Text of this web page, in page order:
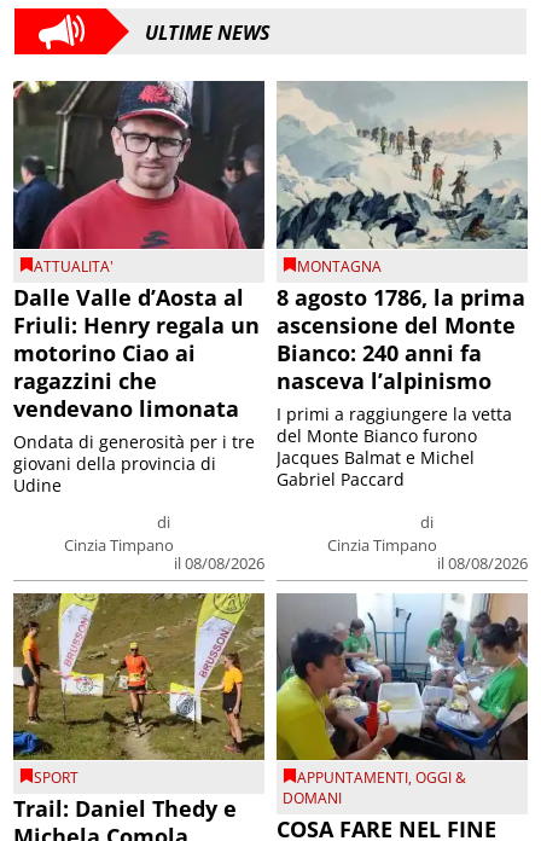
ULTIME NEWS
ATTUALITA'
Dalle Valle d’Aosta al
Friuli: Henry regala un
motorino Ciao ai
ragazzini che
vendevano limonata
di
Cinzia Timpano
il 08/08/2026
Ondata di generosità per i tre
giovani della provincia di
Udine
MONTAGNA
8 agosto 1786, la prima
ascensione del Monte
Bianco: 240 anni fa
nasceva l’alpinismo
di
Cinzia Timpano
il 08/08/2026
I primi a raggiungere la vetta
del Monte Bianco furono
Jacques Balmat e Michel
Gabriel Paccard
SPORT
Trail: Daniel Thedy e
APPUNTAMENTI,OGGI &
DOMANI
COSA FARE NEL FINE